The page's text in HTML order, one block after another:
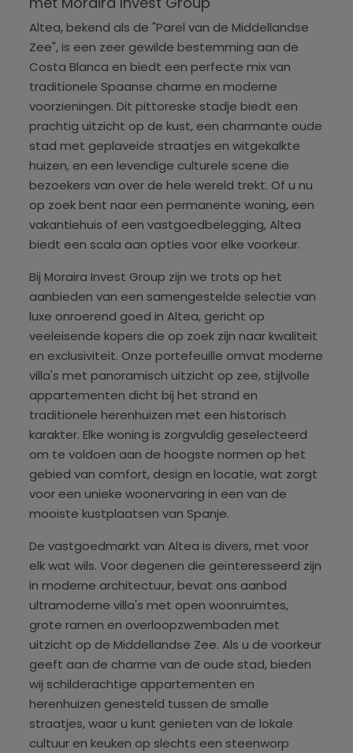
Altea, bekend als de "Parel van de Middellandse
Zee", is een zeer gewilde bestemming aan de
Costa Blanca en biedt een perfecte mix van
traditionele Spaanse charme en moderne
voorzieningen. Dit pittoreske stadje biedt een
prachtig uitzicht op de kust, een charmante oude
stad met geplaveide straatjes en witgekalkte
huizen, en een levendige culturele scene die
bezoekers van over de hele wereld trekt. Of u nu
op zoek bent naar een permanente woning, een
vakantiehuis of een vastgoedbelegging, Altea
biedt een scala aan opties voor elke voorkeur.
Bij Moraira Invest Group zijn we trots op het
aanbieden van een samengestelde selectie van
luxe onroerend goed in Altea, gericht op
veeleisende kopers die op zoek zijn naar kwaliteit
en exclusiviteit. Onze portefeuille omvat moderne
villa's met panoramisch uitzicht op zee, stijlvolle
appartementen dicht bij het strand en
traditionele herenhuizen met een historisch
karakter. Elke woning is zorgvuldig geselecteerd
om te voldoen aan de hoogste normen op het
gebied van comfort, design en locatie, wat zorgt
voor een unieke woonervaring in een van de
mooiste kustplaatsen van Spanje.
De vastgoedmarkt van Altea is divers, met voor
elk wat wils. Voor degenen die geïnteresseerd zijn
in moderne architectuur, bevat ons aanbod
ultramoderne villa's met open woonruimtes,
grote ramen en overloopzwembaden met
uitzicht op de Middellandse Zee. Als u de voorkeur
geeft aan de charme van de oude stad, bieden
wij schilderachtige appartementen en
herenhuizen genesteld tussen de smalle
straatjes, waar u kunt genieten van de lokale
cultuur en keuken op slechts een steenworp